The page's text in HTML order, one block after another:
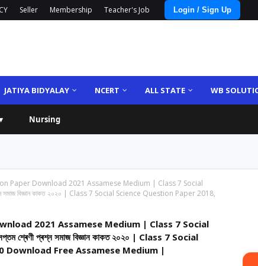
Seller Membership Teacher's Job Login / Sign Up
JATIYA BIDYALAY NCERT ALL STATE WB
Nursing
Paper Download 2021 Assamese Medium | Class 7 Social
বিজ্ঞান কাকত ২০২০ | Class 7 Social Science Question Paper 2018,
2021 Assamese Medium | Class 7 Social
প্ৰশ্ন সমাজ বিজ্ঞান কাকত ২০২০ | Class 7 Social
Download Free Assamese Medium |